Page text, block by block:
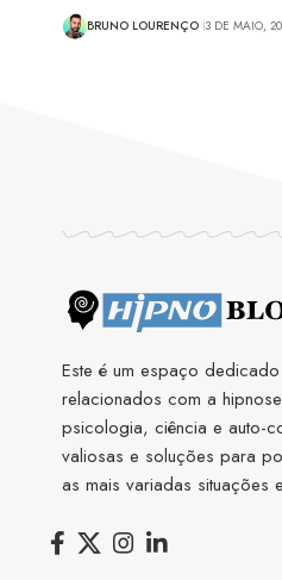
BRUNO LOURENÇO 3 DE MAIO,
Este é um espaço
relacionados com a
psicologia, ciência e auto-
valiosas e soluções para
as mais variadas situações